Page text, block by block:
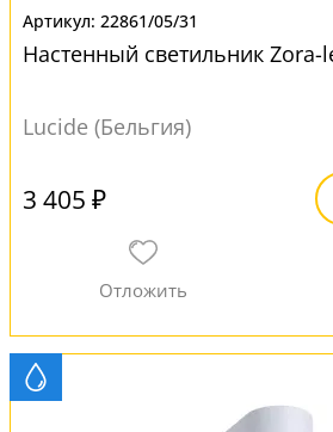
22861/05/31
Настенный светильник Zora-
Lucide (Бельгия)
3 405 ₽